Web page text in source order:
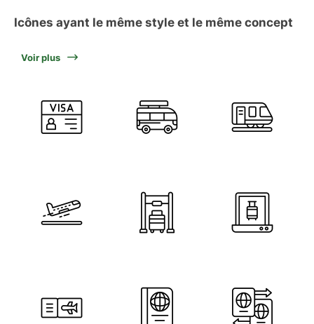
Icônes ayant le même style et le même concept
Voir plus